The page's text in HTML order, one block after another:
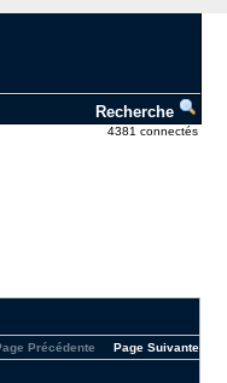
Recherche
4381 connectés
Page Suivante
Précédente